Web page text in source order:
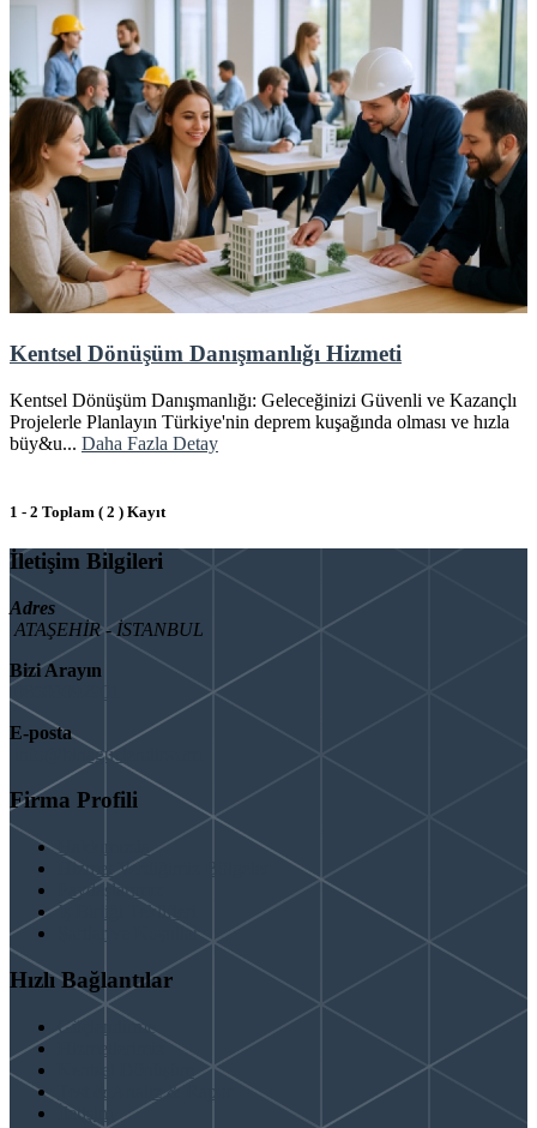
Kentsel Dönüşüm Danışmanlığı Hizmeti
Kentsel Dönüşüm Danışmanlığı: Geleceğinizi Güvenli ve Kazançlı
Projelerle Planlayın Türkiye'nin deprem kuşağında olması ve hızla
büy&u... Daha Fazla Detay
1 - 2 Toplam ( 2 ) Kayıt
İletişim Bilgileri
Adres
ATAŞEHİR - İSTANBUL
Bizi Arayın
E-posta
info@binaguclendir.com
Firma Profili
Hakkımızda
Hizmet Verdiğimiz Bölgeler
Paydaşlarımız
İş Birliği Teklifleri
Şartlar ve Koşullar
Hızlı Bağlantılar
Güçlendirme
Hizmetlerimiz
Test & Analiz & Rapor
İletişim